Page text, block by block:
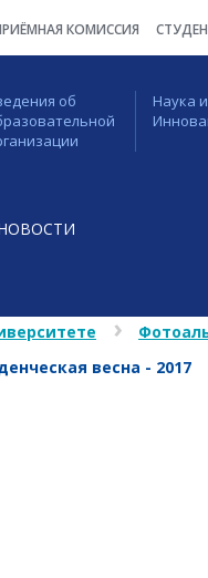
КОМИССИЯ
об
Наука и
весна - 2017